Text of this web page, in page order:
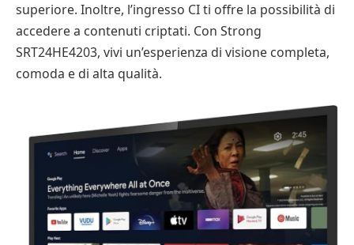
superiore. Inoltre, l’ingresso CI ti offre la possibilità di
accedere a contenuti criptati. Con Strong
SRT24HE4203, vivi un’esperienza di visione completa,
comoda e di alta qualità.